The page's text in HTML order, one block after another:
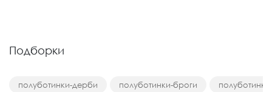
Подборки
полуботинки-дерби полуботинки-броги